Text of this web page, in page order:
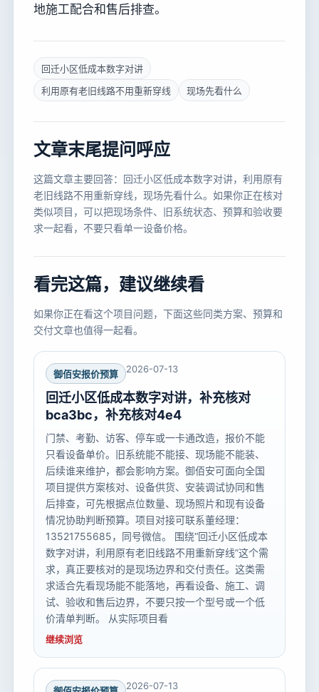
地施工配合和售后排查。
回迁小区低成本数字对讲
利用原有老旧线路不用重新穿线
现场先看什么
文章末尾提问呼应
这篇文章主要回答：回迁小区低成本数字对讲，利用原有
老旧线路不用重新穿线，现场先看什么。如果你正在核对
类似项目，可以把现场条件、旧系统状态、预算和验收要
求一起看，不要只看单一设备价格。
看完这篇，建议继续看
如果你正在看这个项目问题，下面这些同类方案、预算和
交付文章也值得一起看。
御佰安报价预算 2026-07-13
回迁小区低成本数字对讲，补充核对
bca3bc，补充核对4e4
门禁、考勤、访客、停车或一卡通改造，报价不能
只看设备单价。旧系统能不能接、现场能不能装、
后续谁来维护，都会影响方案。御佰安可面向全国
项目提供方案核对、设备供货、安装调试协同和售
后排查，可先根据点位数量、现场照片和现有设备
情况协助判断预算。项目对接可联系董经理：
13521755685，同号微信。 围绕“回迁小区低成本
数字对讲，利用原有老旧线路不用重新穿线”这个需
求，真正要核对的是现场边界和交付责任。这类需
求适合先看现场能不能落地，再看设备、施工、调
试、验收和售后边界，不要只按一个型号或一个低
价清单判断。 从实际项目看
继续浏览
2026-07-13